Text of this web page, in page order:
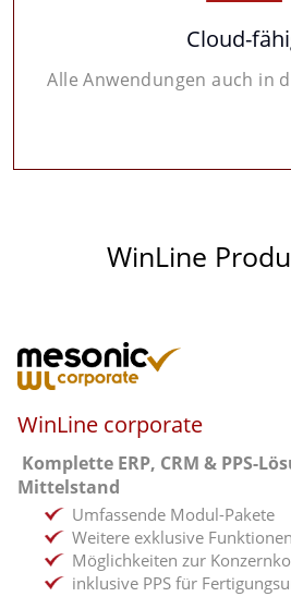
Cloud-
Alle Anwendungen auch in
WinLine
WinLine corporate
Komplette ERP, CRM & PPS-
Mittelstand
Umfassende Modul-Pakete
Weitere exklusive Funktionen
Möglichkeiten zur
inklusive PPS für